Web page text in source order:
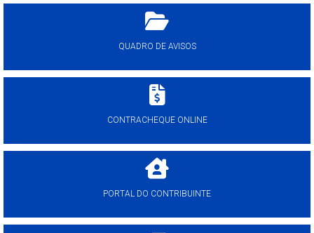
QUADRO DE AVISOS
CONTRACHEQUE ONLINE
PORTAL DO CONTRIBUINTE